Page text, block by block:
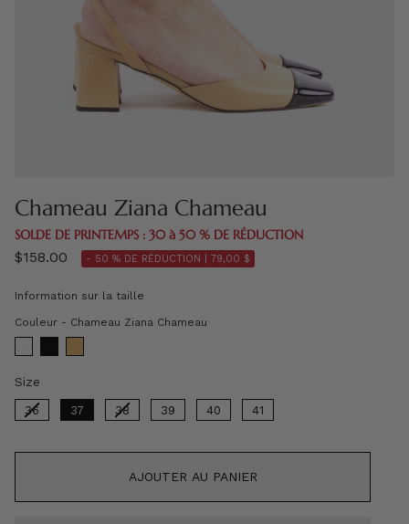
Chameau Ziana Chameau
SOLDE DE PRINTEMPS : 30 à 50 % DE RÉDUCTION
$158.00 - 50 % DE RÉDUCTION | 79,00 $
Information sur la taille
Couleur - Chameau Ziana Chameau
Size
36 37 38 39 40 41
AJOUTER AU PANIER